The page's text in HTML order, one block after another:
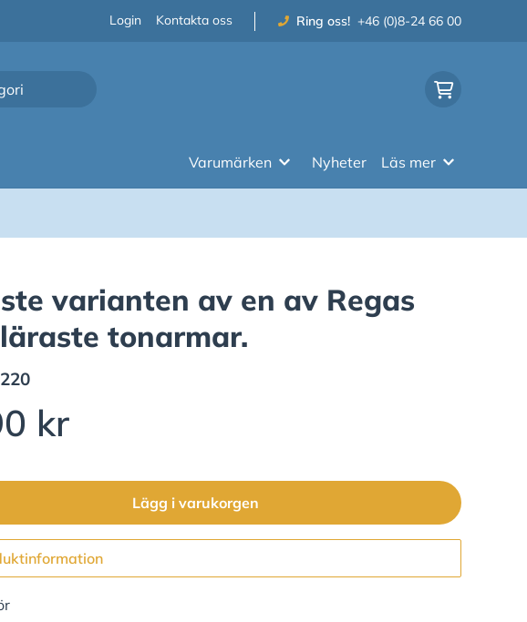
Login Kontakta oss Ring oss! +46 (0)8-24 66 00
Varumärken Nyheter Läs mer
varianten av en av Regas
tonarmar.
kr
Lägg i varukorgen